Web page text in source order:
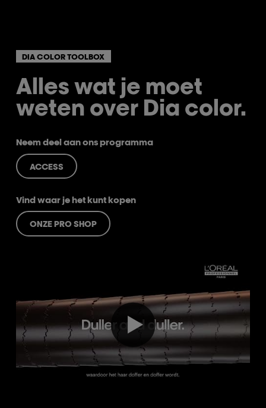
DIA COLOR TOOLBOX
Alles wat je moet
weten over Dia color.
Neem deel aan ons programma
ACCESS
Vind waar je het kunt kopen
ONZE PRO SHOP